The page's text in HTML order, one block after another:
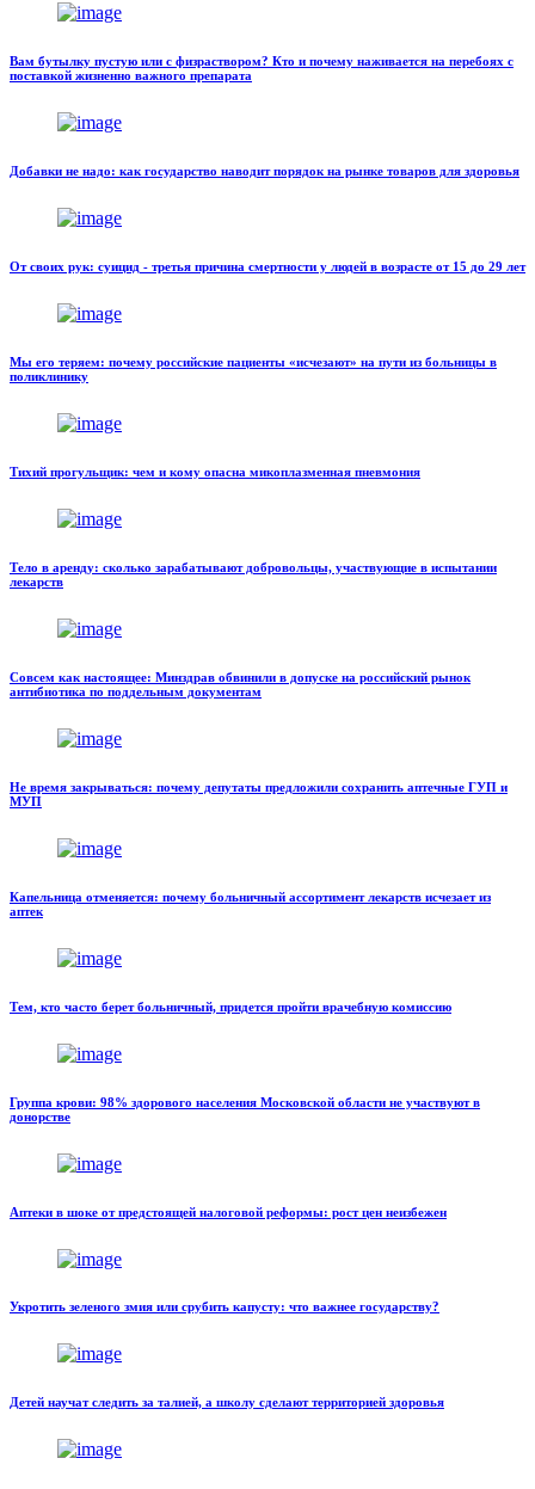
Вам бутылку пустую или с физраствором? Кто и почему наживается на перебоях с
поставкой жизненно важного препарата
Добавки не надо: как государство наводит порядок на рынке товаров для здоровья
От своих рук: суицид - третья причина смертности у людей в возрасте от 15 до 29 лет
Мы его теряем: почему российские пациенты «исчезают» на пути из больницы в
поликлинику
Тихий прогульщик: чем и кому опасна микоплазменная пневмония
Тело в аренду: сколько зарабатывают добровольцы, участвующие в испытании
лекарств
Совсем как настоящее: Минздрав обвинили в допуске на российский рынок
антибиотика по поддельным документам
Не время закрываться: почему депутаты предложили сохранить аптечные ГУП и
МУП
Капельница отменяется: почему больничный ассортимент лекарств исчезает из
аптек
Тем, кто часто берет больничный, придется пройти врачебную комиссию
Группа крови: 98% здорового населения Московской области не участвуют в
донорстве
Аптеки в шоке от предстоящей налоговой реформы: рост цен неизбежен
Укротить зеленого змия или срубить капусту: что важнее государству?
Детей научат следить за талией, а школу сделают территорией здоровья